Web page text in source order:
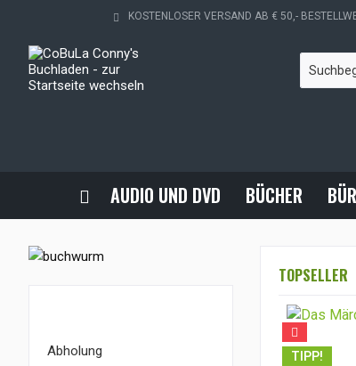
KOSTENLOSER VERSAND AB € 50,-
AUDIO UND DVD BÜCHER
Abholung
TOPSELLER
TIPP!